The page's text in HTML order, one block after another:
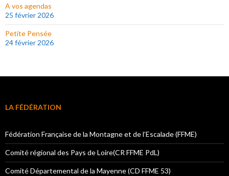
A vos agendas
25 février 2026
Petite Pensée
24 février 2026
LA FÉDÉRATION
Fédération Française de la Montagne et de l’Escalade (FFME)
Comité régional des Pays de Loire(CR FFME PdL)
Comité Départemental de la Mayenne (CD FFME 53)